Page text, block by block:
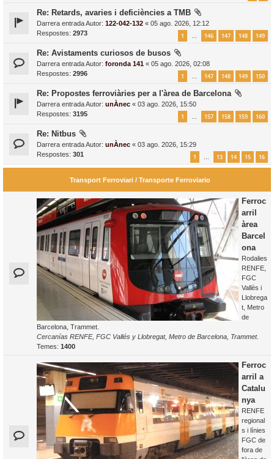
Re: Retards, avaries i deficiències a TMB
Darrera entrada Autor: 122-042-132 « 05 ago. 2026, 12:12
Respostes: 2973 1 … 146 147 148 149
Re: Avistaments curiosos de busos
Darrera entrada Autor: foronda 141 « 05 ago. 2026, 02:08
Respostes: 2996 1 … 147 148 149 150
Re: Propostes ferroviàries per a l'àrea de Barcelona
Darrera entrada Autor: unÀnec « 03 ago. 2026, 15:50
Respostes: 3195 1 … 157 158 159 160
Re: Nitbus
Darrera entrada Autor: unÀnec « 03 ago. 2026, 15:29
Respostes: 301 1 … 13 14 15 16
Transport Ferroviari / Transporte Ferroviario
Ferroc
arril
àrea
Barcel
ona
Rodalies
RENFE,
FGC
Vallès i
Llobrega
t, Metro
de
Barcelona, Trammet.
Cercanías RENFE, FGC Vallés y Llobregat, Metro de Barcelona, Trammet.
Temes: 1400
Ferroc
arril a
Catalu
nya
RENFE
regional
s i línies
FGC de
fora de